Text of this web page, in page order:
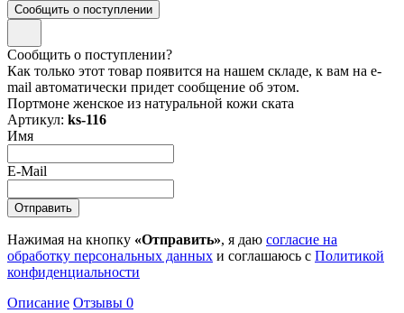
Сообщить о поступлении
Сообщить о поступлении?
Как только этот товар появится на нашем складе, к вам на e-
mail автоматически придет сообщение об этом.
Портмоне женское из натуральной кожи ската
Артикул: ks-116
Имя
E-Mail
Нажимая на кнопку «Отправить», я даю согласие на
обработку персональных данных и соглашаюсь с Политикой
конфиденциальности
Описание Отзывы 0